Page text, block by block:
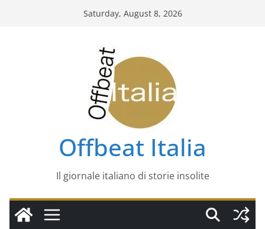
Saturday, August 8, 2026
Offbeat Italia
Il giornale italiano di storie insolite